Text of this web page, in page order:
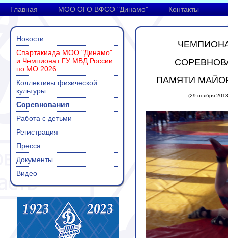
Главная МОО ОГО ВФСО "Динамо" Контакты
Новости
Спартакиада МОО "Динамо"
и Чемпионат ГУ МВД России
по МО 2026
Коллективы физической
культуры
Соревнования
Работа с детьми
Регистрация
Пресса
Документы
Видео
ПАМЯТИ
(29 ноября